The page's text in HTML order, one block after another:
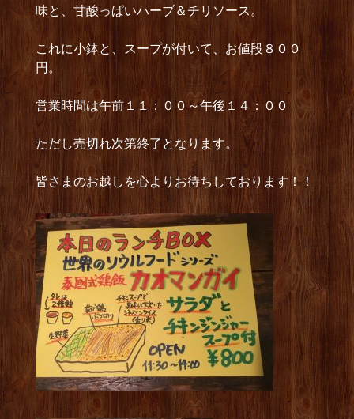
味と、甘酸っぱいハーブ＆チリソース。
これに小鉢と、スープが付いて、お値段８００
円。
営業時間は午前１１：００～午後１４：００
ただし売切れ次第終了となります。
皆さまのお越しを心よりお待ちしております！！